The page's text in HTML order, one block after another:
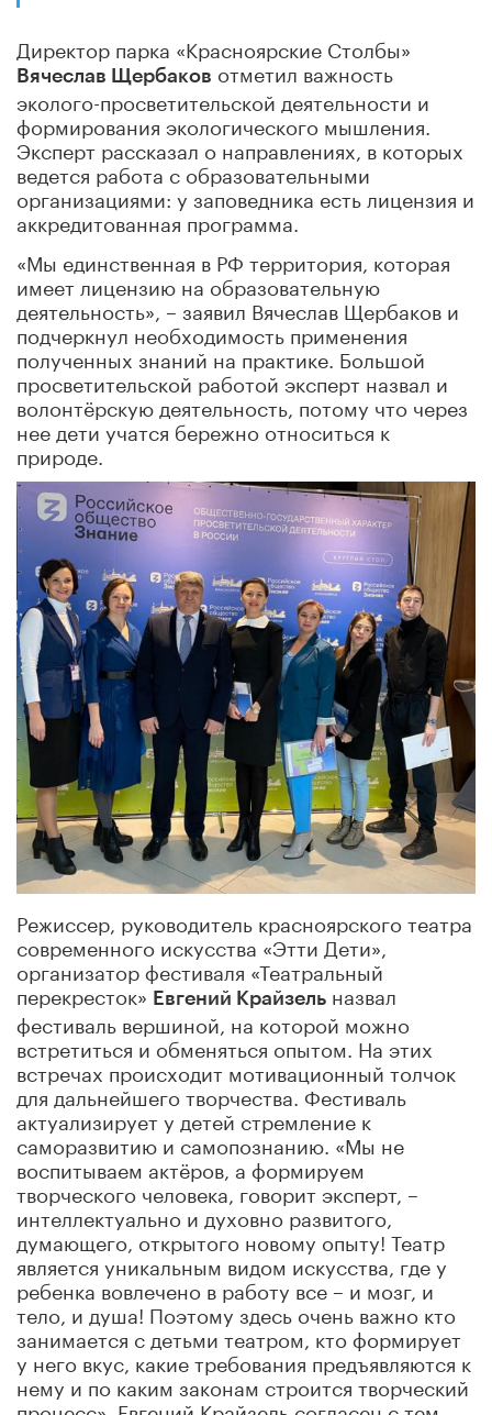
Директор парка «Красноярские Столбы»
Вячеслав Щербаков отметил важность
эколого-просветительской деятельности и
формирования экологического мышления.
Эксперт рассказал о направлениях, в которых
ведется работа с образовательными
организациями: у заповедника есть лицензия и
аккредитованная программа.
«Мы единственная в РФ территория, которая
имеет лицензию на образовательную
деятельность», – заявил Вячеслав Щербаков и
подчеркнул необходимость применения
полученных знаний на практике. Большой
просветительской работой эксперт назвал и
волонтёрскую деятельность, потому что через
нее дети учатся бережно относиться к
природе.
Режиссер, руководитель красноярского театра
современного искусства «Этти Дети»,
организатор фестиваля «Театральный
перекресток»Евгений Крайзель назвал
фестиваль вершиной, на которой можно
встретиться и обменяться опытом. На этих
встречах происходит мотивационный толчок
для дальнейшего творчества. Фестиваль
актуализирует у детей стремление к
саморазвитию и самопознанию. «Мы не
воспитываем актёров, а формируем
творческого человека, говорит эксперт, –
интеллектуально и духовно развитого,
думающего, открытого новому опыту! Театр
является уникальным видом искусства, где у
ребенка вовлечено в работу все – и мозг, и
тело, и душа! Поэтому здесь очень важно кто
занимается с детьми театром, кто формирует
у него вкус, какие требования предъявляются к
нему и по каким законам строится творческий